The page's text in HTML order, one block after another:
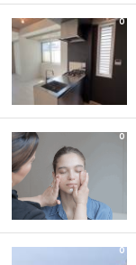
0
0
0